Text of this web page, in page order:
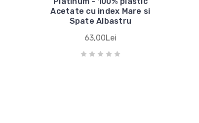
Acetate cu index Mare si
Spate Albastru
63,00Lei